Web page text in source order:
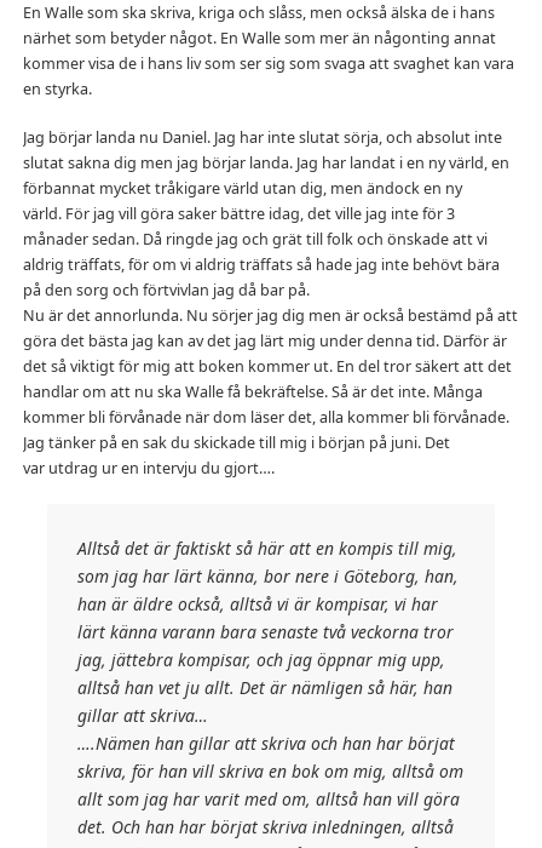
En Walle som ska skriva, kriga och slåss, men också älska de i hans
närhet som betyder något. En Walle som mer än någonting annat
kommer visa de i hans liv som ser sig som svaga att svaghet kan vara
en styrka.
Jag börjar landa nu Daniel. Jag har inte slutat sörja, och absolut inte
slutat sakna dig men jag börjar landa. Jag har landat i en ny värld, en
förbannat mycket tråkigare värld utan dig, men ändock en ny
värld. För jag vill göra saker bättre idag, det ville jag inte för 3
månader sedan. Då ringde jag och grät till folk och önskade att vi
aldrig träffats, för om vi aldrig träffats så hade jag inte behövt bära
på den sorg och förtvivlan jag då bar på.
Nu är det annorlunda. Nu sörjer jag dig men är också bestämd på att
göra det bästa jag kan av det jag lärt mig under denna tid. Därför är
det så viktigt för mig att boken kommer ut. En del tror säkert att det
handlar om att nu ska Walle få bekräftelse. Så är det inte. Många
kommer bli förvånade när dom läser det, alla kommer bli förvånade.
Jag tänker på en sak du skickade till mig i början på juni. Det
var utdrag ur en intervju du gjort….
Alltså det är faktiskt så här att en kompis till mig,
som jag har lärt känna, bor nere i Göteborg, han,
han är äldre också, alltså vi är kompisar, vi har
lärt känna varann bara senaste två veckorna tror
jag, jättebra kompisar, och jag öppnar mig upp,
alltså han vet ju allt. Det är nämligen så här, han
gillar att skriva…
….Nämen han gillar att skriva och han har börjat
skriva, för han vill skriva en bok om mig, alltså om
allt som jag har varit med om, alltså han vill göra
det. Och han har börjat skriva inledningen, alltså